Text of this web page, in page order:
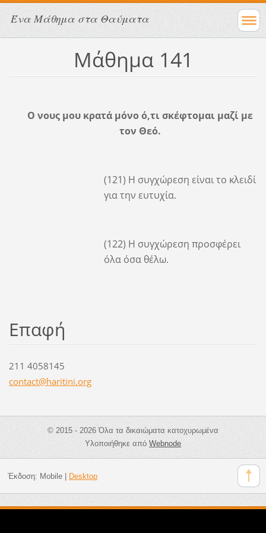
Ένα Μάθημα στα Θαύματα
Μάθημα 141
Ο νους μου κρατά μόνο ό,τι σκέφτομαι μαζί με
τον Θεό.
(121) Η συγχώρεση είναι το κλειδί
για την ευτυχία.
(122) Η συγχώρεση προσφέρει
όλα όσα θέλω.
Επαφή
211 4058145
contact@haritini.org
© 2015 - 2026 Όλα τα δικαιώματα κατοχυρωμένα
Υλοποιήθηκε απόWebnode
Έκδοση: Mobile| Desktop